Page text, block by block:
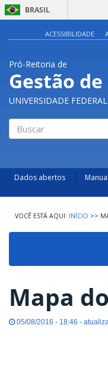
BRASIL
ACESSIBILIDADE
Pró-Reitoria de
Gestão de
UNIVERSIDADE
Dados abertos
INÍCIO >>
Mapa
05/08/2016 - 18:46 -